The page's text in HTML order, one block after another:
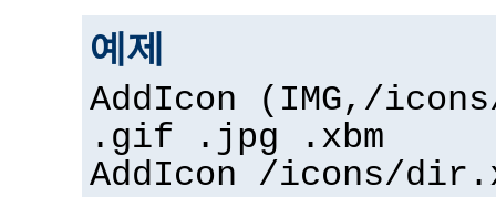
예제
AddIcon (IMG,/
.gif .jpg .xbm
AddIcon /icons/